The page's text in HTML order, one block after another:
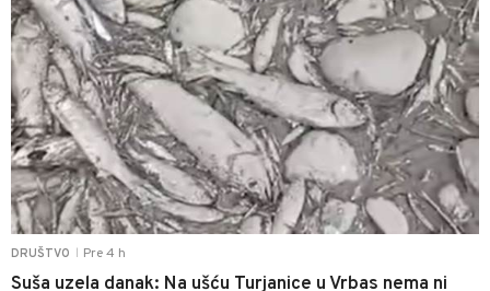
DRUŠTVO Pre 4 h
Suša uzela danak: Na ušću Turjanice u Vrbas nema ni